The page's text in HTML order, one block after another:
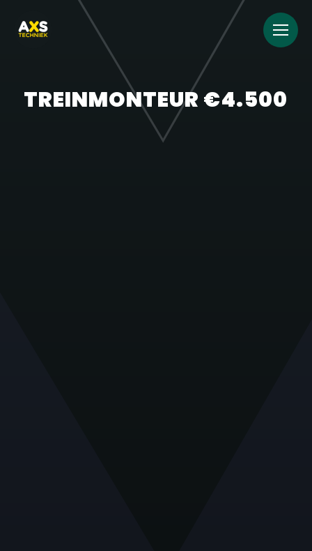
TREINMONTEUR €4.500